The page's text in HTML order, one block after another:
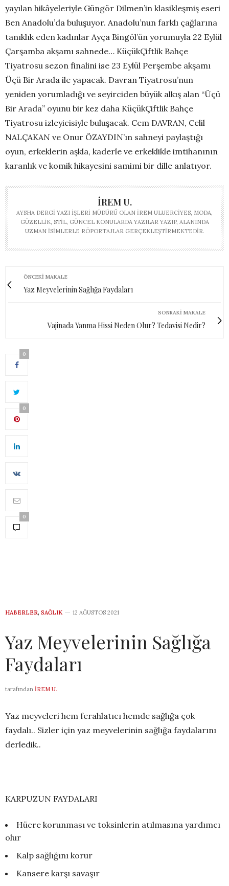
yayılan hikâyeleriyle Güngör Dilmen’in klasikleşmiş eseri
Ben Anadolu’da buluşuyor. Anadolu’nun farklı çağlarına
tanıklık eden kadınlar Ayça Bingöl’ün yorumuyla 22 Eylül
Çarşamba akşamı sahnede… KüçükÇiftlik Bahçe
Tiyatrosu sezon finalini ise 23 Eylül Perşembe akşamı
Üçü Bir Arada ile yapacak. Davran Tiyatrosu’nun
yeniden yorumladığı ve seyirciden büyük alkış alan “Üçü
Bir Arada” oyunu bir kez daha KüçükÇiftlik Bahçe
Tiyatrosu izleyicisiyle buluşacak. Cem DAVRAN, Celil
NALÇAKAN ve Onur ÖZAYDIN’ın sahneyi paylaştığı
oyun, erkeklerin aşkla, kaderle ve erkeklikle imtihanının
karanlık ve komik hikayesini samimi bir dille anlatıyor.
İREM U.
AYSHA DERGI YAZI İŞLERI MÜDÜRÜ OLAN İREM ULUERCIYES, MODA,
GÜZELLIK, STIL, GÜNCEL KONULARDA YAZILAR YAZIP, ALANINDA
UZMAN ISIMLERLE RÖPORTAJLAR GERÇEKLEŞTIRMEKTEDIR.
ÖNCEKI MAKALE
Yaz Meyvelerinin Sağlığa Faydaları
SONRAKI MAKALE
Vajinada Yanma Hissi Neden Olur? Tedavisi Nedir?
0
0
0
HABERLER, SAĞLIK 12 AĞUSTOS 2021
Yaz Meyvelerinin Sağlığa
Faydaları
tarafından İREM U.
Yaz meyveleri hem ferahlatıcı hemde sağlığa çok
faydalı.. Sizler için yaz meyvelerinin sağlığa faydalarını
derledik..
KARPUZUN FAYDALARI
Hücre korunması ve toksinlerin atılmasına yardımcı
olur
Kalp sağlığını korur
Kansere karşı savaşır